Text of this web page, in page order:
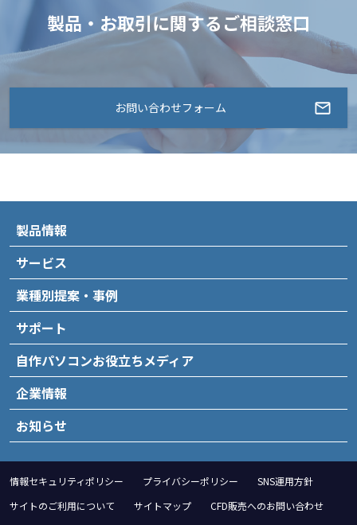
製品・お取引に関するご相談窓口
お問い合わせフォーム
製品情報
サービス
業種別提案・事例
サポート
自作パソコンお役立ちメディア
企業情報
お知らせ
情報セキュリティポリシー プライバシーポリシー
SNS運用方針
サイトのご利用について
サイトマップ CFD販売へのお問い合わせ